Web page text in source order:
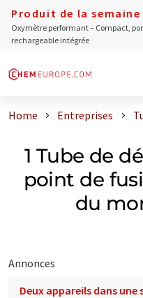
Produit de la semaine
Oxymètre performant – Compact,
rechargeable intégrée
Home Entreprises
1 Tube de
point de
du
Annonces
Deux appareils dans